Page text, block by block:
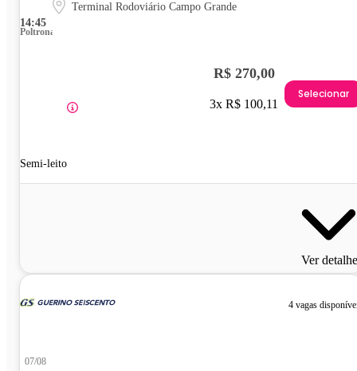
14:45
Terminal Rodoviário Campo Grande
Poltrona
Semi-leito
R$ 270,00
3x R$ 100,11
Selecionar
Ver
4 vagas
07/08